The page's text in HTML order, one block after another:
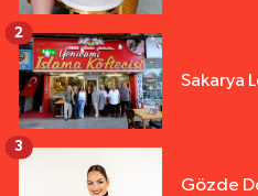
Sakarya
2
Gözde
3